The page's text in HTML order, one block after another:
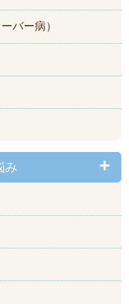
バー病）
み